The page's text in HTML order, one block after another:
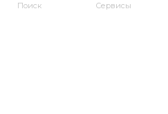
Поиск Сервисы